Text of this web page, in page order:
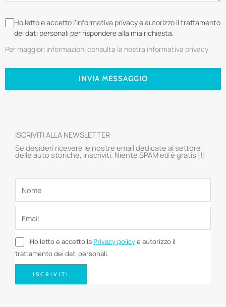
Ho letto e accetto l'informativa privacy e autorizzo il trattamento
dei dati personali per rispondere alla mia richiesta.
Per maggiori informazioni consulta la nostra informativa privacy
INVIA MESSAGGIO
ISCRIVITI ALLA NEWSLETTER
Se desideri ricevere le nostre email dedicate al settore
delle auto storiche, inscriviti. Niente SPAM ed è gratis !!!
Ho letto e accetto laPrivacy policye autorizzo il
trattamento dei dati personali.
ISCRIVITI